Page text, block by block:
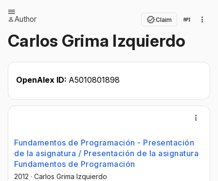
Author Claim
Carlos Grima Izquierdo
OpenAlex ID: A5010801898
Fundamentos de Programación - Presentación
de la asignatura / Presentación de la asignatura
Fundamentos de Programación
2012 · Carlos Grima Izquierdo